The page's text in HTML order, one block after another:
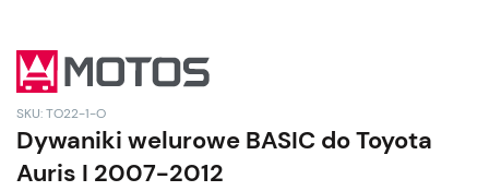
SKU: TO22-1-O
Dywaniki welurowe BASIC do Toyota
Auris I 2007-2012